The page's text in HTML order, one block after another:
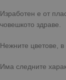
Изработен е от
човешкото здраве.
Нежните цветове,
Има следните